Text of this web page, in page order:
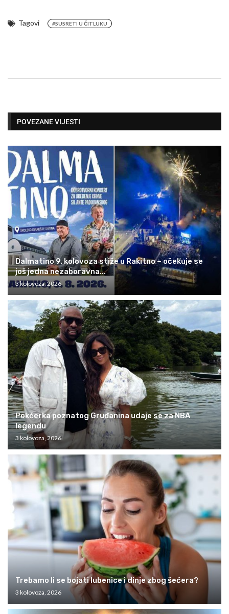
Tagovi #SUSRETI U ČITLUKU
POVEZANE VIJESTI
Dalmatino 9. kolovoza stiže u Rakitno – očekuje se
još jedna nezaboravna...
3 kolovoza, 2026
Pokćerka poznatog Gruđanina udaje se za NBA
legendu
3 kolovoza, 2026
Trebamo li se bojati lubenice i dinje zbog šećera?
3 kolovoza, 2026